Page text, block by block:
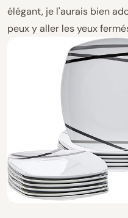
élégant, je l'aurais bien
peux y aller les yeux